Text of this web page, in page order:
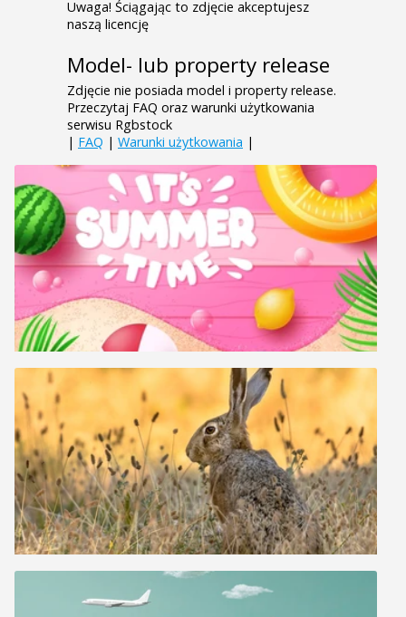
Uwaga! Ściągając to zdjęcie akceptujesz
naszą licencję
Model- lub property release
Zdjęcie nie posiada model i property release.
Przeczytaj FAQ oraz warunki użytkowania
serwisu Rgbstock
| FAQ | Warunki użytkowania |